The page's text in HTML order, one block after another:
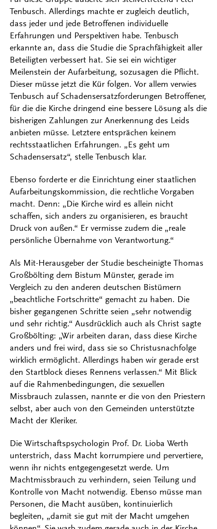
Tenbusch. Allerdings machte er zugleich deutlich,
dass jeder und jede Betroffenen individuelle
Erfahrungen und Perspektiven habe. Tenbusch
erkannte an, dass die Studie die Sprachfähigkeit aller
Beteiligten verbessert hat. Sie sei ein wichtiger
Meilenstein der Aufarbeitung, sozusagen die Pflicht.
Dieser müsse jetzt die Kür folgen. Vor allem verwies
Tenbusch auf Schadensersatzforderungen Betroffener,
für die die Kirche dringend eine bessere Lösung als die
bisherigen Zahlungen zur Anerkennung des Leids
anbieten müsse. Letztere entsprächen keinem
rechtsstaatlichen Erfahrungen. „Es geht um
Schadensersatz“, stelle Tenbusch klar.
Ebenso forderte er die Einrichtung einer staatlichen
Aufarbeitungskommission, die rechtliche Vorgaben
macht. Denn: „Die Kirche wird es allein nicht
schaffen, sich anders zu organisieren, es braucht
Druck von außen.“ Er vermisse zudem die „reale
persönliche Übernahme von Verantwortung.“
Als Mit-Herausgeber der Studie bescheinigte Thomas
Großbölting dem Bistum Münster, gerade im
Vergleich zu den anderen deutschen Bistümern
„beachtliche Fortschritte“ gemacht zu haben. Die
bisher gegangenen Schritte seien „sehr notwendig
und sehr richtig.“ Ausdrücklich auch als Christ sagte
Großbölting: „Wir arbeiten daran, dass diese Kirche
anders und frei wird, dass sie so Christusnachfolge
wirklich ermöglicht. Allerdings haben wir gerade erst
den Startblock dieses Rennens verlassen.“ Mit Blick
auf die Rahmenbedingungen, die sexuellen
Missbrauch zulassen, nannte er die von den Priestern
selbst, aber auch von den Gemeinden unterstützte
Macht der Kleriker.
Die Wirtschaftspsychologin Prof. Dr. Lioba Werth
unterstrich, dass Macht korrumpiere und pervertiere,
wenn ihr nichts entgegengesetzt werde. Um
Machtmissbrauch zu verhindern, seien Teilung und
Kontrolle von Macht notwendig. Ebenso müsse man
Personen, die Macht ausüben, kontinuierlich
begleiten, „damit sie gut mit der Macht umgehen